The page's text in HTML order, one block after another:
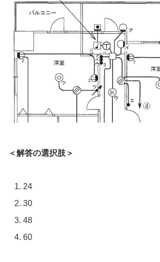
＜解答の選択肢＞
24
30
48
60